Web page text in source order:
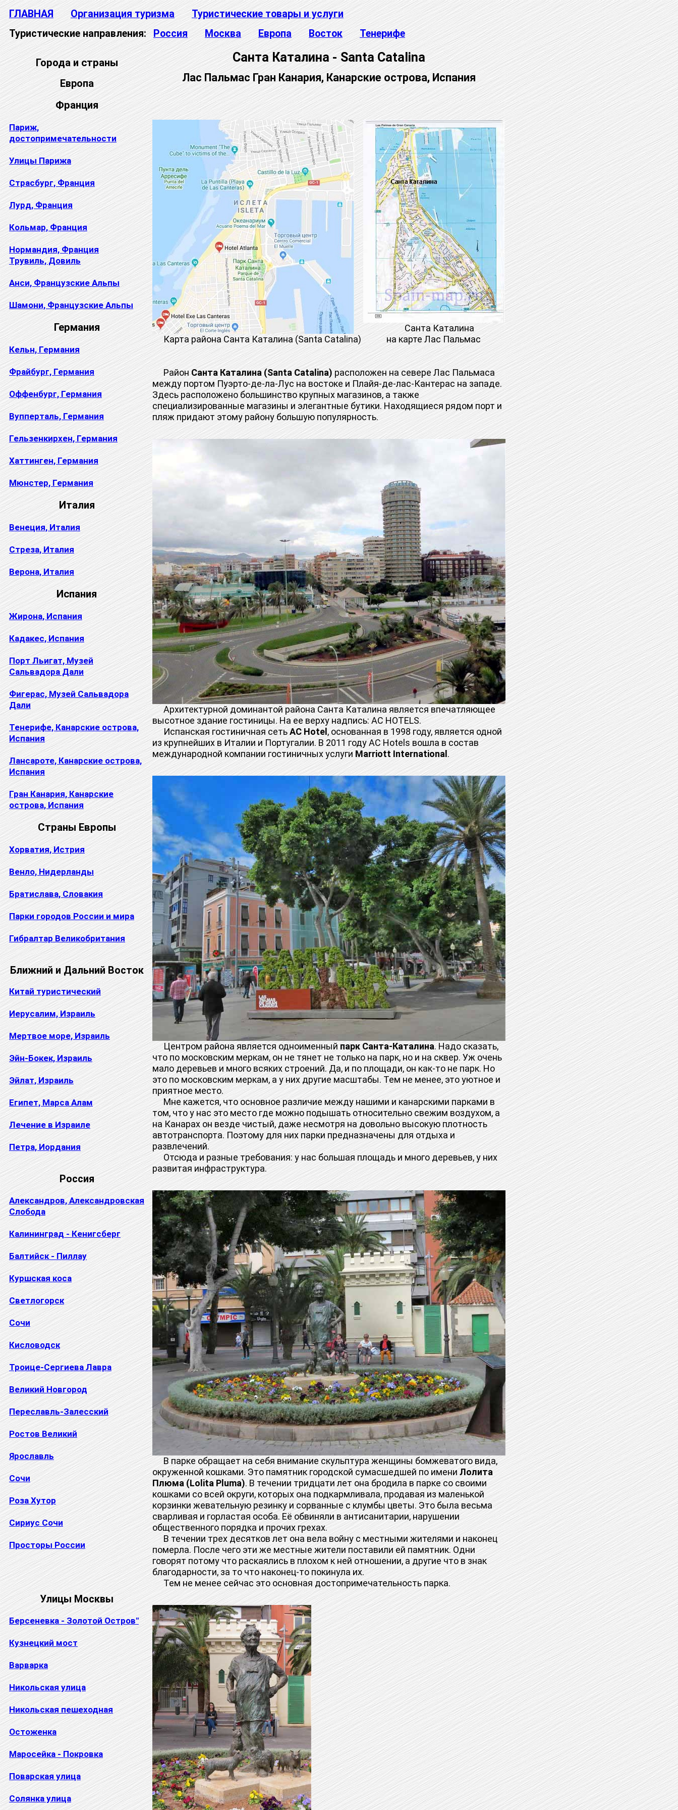
ГЛАВНАЯ Организация туризма
Туристические товары и услуги
Туристические направления:
Россия Москва Европа Восток Тенерифе
Города и страны
Европа
Франция
Париж,
достопримечательности
Улицы Парижа
Страсбург, Франция
Лурд, Франция
Кольмар, Франция
Нормандия, Франция
Трувиль, Довиль
Анси, Французские Альпы
Шамони, Французские Альпы
Германия
Кельн, Германия
Фрайбург, Германия
Оффенбург, Германия
Вупперталь, Германия
Гельзенкирхен, Германия
Хаттинген, Германия
Мюнстер, Германия
Италия
Венеция, Италия
Стреза, Италия
Верона, Италия
Испания
Жирона, Испания
Кадакес, Испания
Порт Льигат, Музей
Сальвадора Дали
Фигерас, Музей Сальвадора
Дали
Тенерифе, Канарские острова,
Испания
Лансароте, Канарские острова,
Испания
Гран Канария, Канарские
острова, Испания
Страны Европы
Хорватия, Истрия
Венло, Нидерланды
Братислава, Словакия
Парки городов России и мира
Гибралтар Великобритания
Ближний и Дальний Восток
Китай туристический
Иерусалим, Израиль
Мертвое море, Израиль
Эйн-Бокек, Израиль
Эйлат, Израиль
Египет, Марса Алам
Лечение в Израиле
Петра, Иордания
Россия
Александров, Александровская
Слобода
Калининград - Кенигсберг
Балтийск - Пиллау
Куршская коса
Светлогорск
Сочи
Кисловодск
Троице-Сергиева Лавра
Великий Новгород
Переславль-Залесский
Ростов Великий
Ярославль
Сочи
Роза Хутор
Сириус Сочи
Просторы России
Улицы Москвы
Берсеневка - Золотой Остров"
Кузнецкий мост
Варварка
Никольская улица
Никольская пешеходная
Остоженка
Маросейка - Покровка
Поварская улица
Солянка улица
Санта Каталина - Santa Catalina
Лас Пальмас Гран Канария, Канарские острова, Испания
Карта района Санта Каталина (Santa Catalina)
Санта Каталина
на карте Лас Пальмас
Район Санта Каталина (Santa Catalina)расположен на севере Лас Пальмаса
между портом Пуэрто-де-ла-Лус на востоке и Плайя-де-лас-Кантерас на западе.
Здесь расположено большинство крупных магазинов, а также
специализированные магазины и элегантные бутики. Находящиеся рядом порт и
пляж придают этому району большую популярность.
Архитектурной доминантой района Санта Каталина является впечатляющее
высотное здание гостиницы. На ее верху надпись: AC HOTELS.
Испанская гостиничная сетьAC Hotel, основанная в 1998 году, является одной
из крупнейших в Италии и Португалии. В 2011 году AC Hotels вошла в состав
международной компании гостиничных услугиMarriott International.
Центром района является одноименныйпарк Санта-Каталина. Надо сказать,
что по московским меркам, он не тянет не только на парк, но и на сквер. Уж очень
мало деревьев и много всяких строений. Да, и по площади, он как-то не парк. Но
это по московским меркам, а у них другие масштабы. Тем не менее, это уютное и
приятное место.
Мне кажется, что основное различие между нашими и канарскими парками в
том, что у нас это место где можно подышать относительно свежим воздухом, а
на Канарах он везде чистый, даже несмотря на довольно высокую плотность
автотранспорта. Поэтому для них парки предназначены для отдыха и
развлечений.
Отсюда и разные требования: у нас большая площадь и много деревьев, у них
развитая инфраструктура.
В парке обращает на себя внимание скульптура женщины бомжеватого вида,
окруженной кошками. Это памятник городской сумасшедшей по имениЛолита
Плюма (Lolita Pluma). В течении тридцати лет она бродила в парке со своими
кошками со всей округи, которых она подкармливала, продавая из маленькой
корзинки жевательную резинку и сорванные с клумбы цветы. Это была весьма
сварливая и горластая особа. Её обвиняли в антисанитарии, нарушении
общественного порядка и прочих грехах.
В течении трех десятков лет она вела войну с местными жителями и наконец
померла. После чего эти же местные жители поставили ей памятник. Одни
говорят потому что раскаялись в плохом к ней отношении, а другие что в знак
благодарности, за то что наконец-то покинула их.
Тем не менее сейчас это основная достопримечательность парка.